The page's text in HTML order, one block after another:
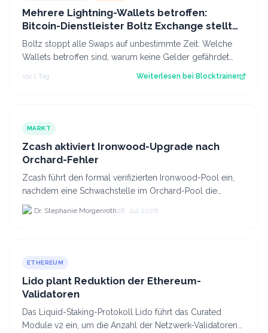
Mehrere Lightning-Wallets betroffen:
Bitcoin-Dienstleister Boltz Exchange stellt
Swap-Service ein
Boltz stoppt alle Swaps auf unbestimmte Zeit. Welche
Wallets betroffen sind, warum keine Gelder gefährdet
vor 1 Tag Weiterlesen bei Blocktrainer
MARKT
Zcash aktiviert Ironwood-Upgrade nach
Orchard-Fehler
Zcash führt den formal verifizierten Ironwood-Pool ein,
nachdem eine Schwachstelle im Orchard-Pool die
Erstellung gefälschter ZEC-Token ermöglichte.
Dr. Stephanie Morgenroth28. Jul 2026
ETHEREUM
Lido plant Reduktion der Ethereum-
Validatoren
Das Liquid-Staking-Protokoll Lido führt das Curated
Module v2 ein, um die Anzahl der Netzwerk-Validatoren